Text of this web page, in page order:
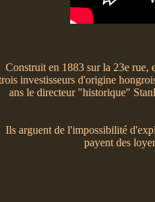
Construit en 1883 sur la 23e rue,
investisseurs d'origine
ans le directeur "historique"
Ils arguent de l'impossibilité
payent des